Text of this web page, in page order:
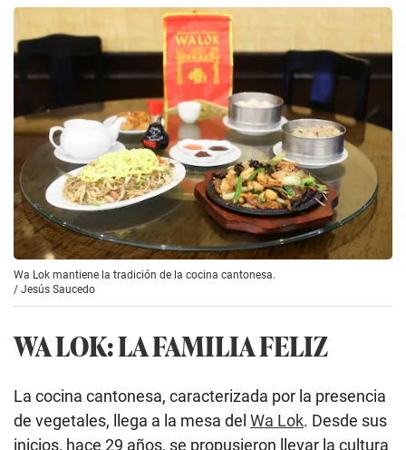
Wa Lok mantiene la tradición de la cocina cantonesa.
/ Jesús Saucedo
WA LOK: LA FAMILIA FELIZ
La cocina cantonesa, caracterizada por la presencia
de vegetales, llega a la mesa del Wa Lok. Desde sus
inicios, hace 29 años, se propusieron llevar la cultura